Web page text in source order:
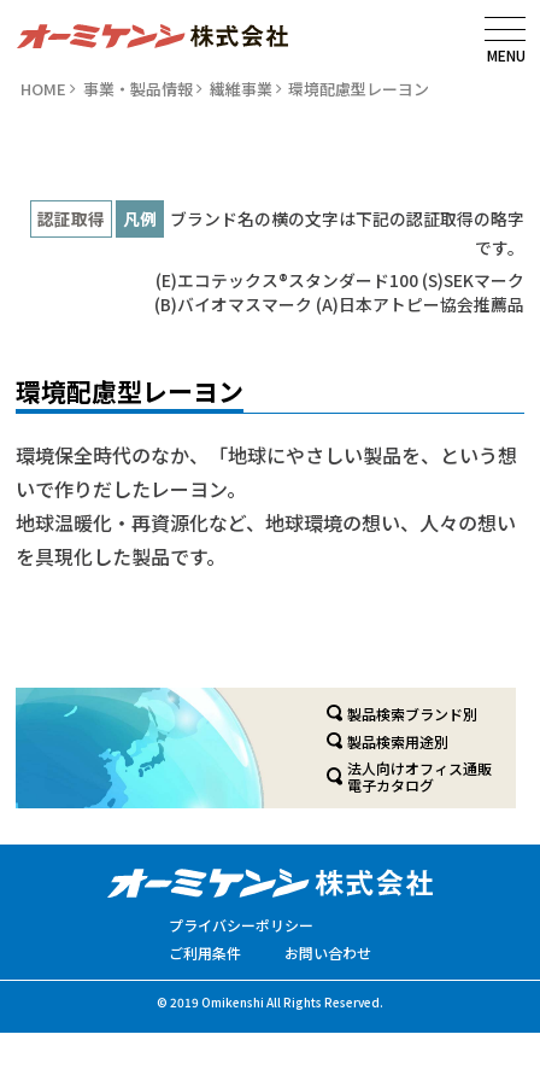
MENU
HOME 事業・製品情報 繊維事業 環境配慮型レーヨン
認証取得 凡例
ブランド名の横の文字は下記の認証取得の略字
です。
(E)エコテックス®️スタンダード100 (S)SEKマーク
(B)バイオマスマーク (A)日本アトピー協会推薦品
環境配慮型レーヨン
環境保全時代のなか、「地球にやさしい製品を、という想
いで作りだしたレーヨン。
地球温暖化・再資源化など、地球環境の想い、人々の想い
を具現化した製品です。
製品検索ブランド別
製品検索用途別
法人向けオフィス通販
電子カタログ
プライバシーポリシー
ご利用条件
お問い合わせ
© 2019 Omikenshi All Rights Reserved.